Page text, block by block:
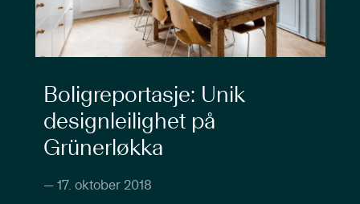
Boligreportasje: Unik
designleilighet på
Grünerløkka
—17. oktober 2018